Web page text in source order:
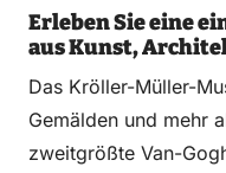
Erleben Sie eine
aus Kunst,
Das Kröller-Müller-
Gemälden und mehr
zweitgrößte Van-